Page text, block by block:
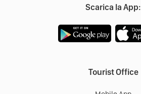
Scarica la App:
Tourist Office